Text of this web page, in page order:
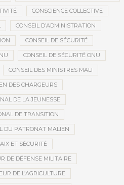
CONSCIENCE COLLECTIVE
CONSEIL D’ADMINISTRATION
CONSEIL DE SÉCURITÉ
CONSEIL DE SÉCURITÉ ONU
CONSEIL DES MINISTRES MALI
DES CHARGEURS
DE LA JEUNESSE
DE TRANSITION
DU PATRONAT MALIEN
ET SÉCURITÉ
DE DÉFENSE MILITAIRE
DE L’AGRICULTURE